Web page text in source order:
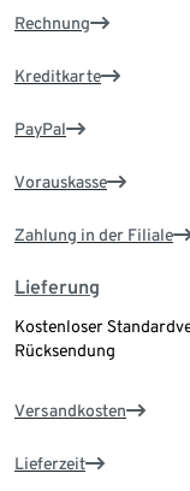
Rechnung
Kreditkarte
PayPal
Vorauskasse
Zahlung in der Filiale
Lieferung
Kostenloser
Rücksendung
Versandkosten
Lieferzeit